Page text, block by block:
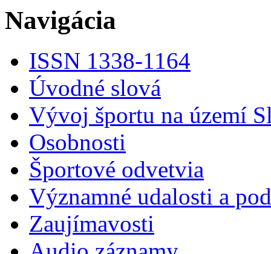
Navigácia
ISSN 1338-1164
Úvodné slová
Vývoj športu na území
Osobnosti
Športové odvetvia
Významné udalosti a
Zaujímavosti